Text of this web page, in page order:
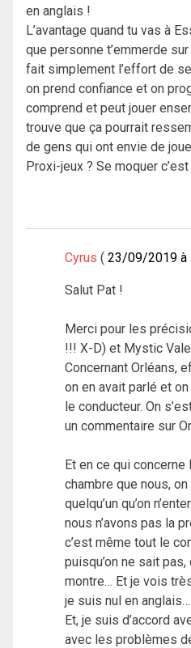
en anglais !
L’avantage quand tu vas à
que personne t’emmerde
fait simplement l’effort de
on prend confiance et on
comprend et peut jouer
trouve que ça pourrait
de gens qui ont envie de
Proxi-jeux ? Se moquer
Cyrus 23/09/2019 à
Salut Pat !
Merci pour les
!!! X-D) et Mystic
Concernant Orléans,
on en avait parlé et
le conducteur. On
un commentaire sur
Et en ce qui concerne
chambre que nous,
quelqu’un qu’on
nous n’avons pas la
c’est même tout le
puisqu’on ne sait pas,
montre… Et je vois
je suis nul en anglais…
Et, je suis d’accord
avec les problèmes